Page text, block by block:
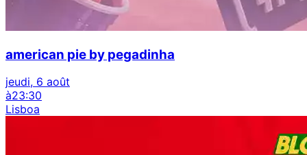
american pie by pegadinha
jeudi, 6 août
à23:30
Lisboa